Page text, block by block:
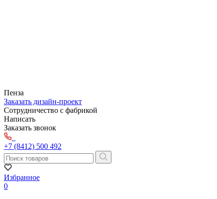
Пенза
Заказать дизайн-проект
Сотрудничество с фабрикой
Написать
Заказать звонок
+7 (8412) 500 492
Избранное
0